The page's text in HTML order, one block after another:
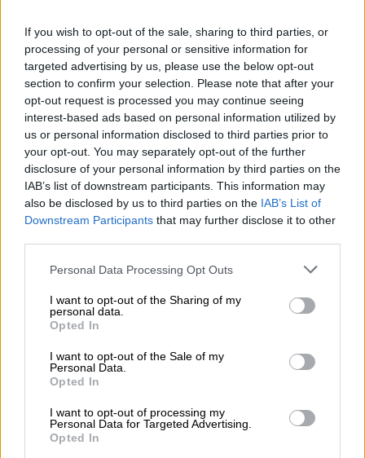
If you wish to opt-out of the sale, sharing to third parties, or
processing of your personal or sensitive information for
targeted advertising by us, please use the below opt-out
section to confirm your selection. Please note that after your
opt-out request is processed you may continue seeing
interest-based ads based on personal information utilized by
us or personal information disclosed to third parties prior to
your opt-out. You may separately opt-out of the further
disclosure of your personal information by third parties on the
IAB’s list of downstream participants. This information may
also be disclosed by us to third parties on the IAB’s List of
Downstream Participants that may further disclose it to other
Please note that this website/app uses one or more Google
not limited to your visit or usage behaviour. You may click to
grant or deny consent to Google and its third-party tags to
use your data for below specified purposes in below Google
consent section.
Personal Data Processing Opt Outs
I want to opt-out of the Sharing of my
personal data.
Opted In
I want to opt-out of the Sale of my
Personal Data.
Opted In
I want to opt-out of processing my
Personal Data for Targeted Advertising.
Opted In
Birthday, Mister President» α λα Μέριλιν
Μονρόε.
Το κοινό ξαφνιάστηκε και ενθουσιάστηκε,
καθώς τη στιγμή εκείνη πολύχρωμα
μπαλόνια υψώθηκαν στον ουρανό και τα
μεγάλα μπαλόνια της σκηνής έσπαγαν,
απελευθερώνοντας χρυσόσκονη. Η σκηνή
είχε σχεδιαστεί με θεατρικότητα και
παιχνιδιάρικη διάθεση, προσθέτοντας έναν
εορταστικό τόνο στη βραδιά.